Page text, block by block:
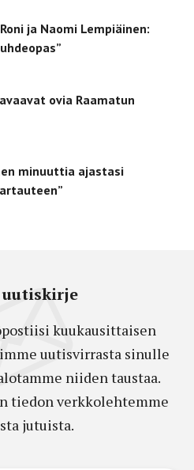
ja Naomi Lempiäinen:
ovia Raamatun
minuuttia ajastasi
kuukausittaisen
uutisvirrasta sinulle
niiden taustaa.
tiedon verkkolehtemme
jutuista.